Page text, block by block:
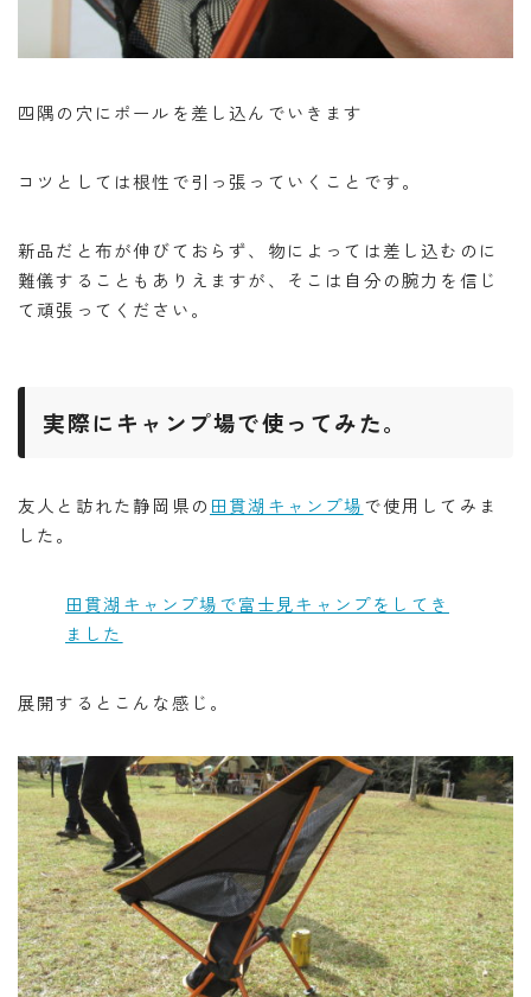
四隅の穴にポールを差し込んでいきます
コツとしては根性で引っ張っていくことです。
新品だと布が伸びておらず、物によっては差し込むのに
難儀することもありえますが、そこは自分の腕力を信じ
て頑張ってください。
実際にキャンプ場で使ってみた。
友人と訪れた静岡県の 田貫湖キャンプ場で使用してみま
した。
田貫湖キャンプ場で富士見キャンプをしてき
ました
展開するとこんな感じ。